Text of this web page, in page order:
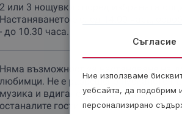
2 или 3 нощувки според избраната
Настаняването е след 14.00 часа,
- до 10.30 часа.
Няма възможност за настаняване на
любимци. Не е разрешено пускането
музика и вдигането на шум, който да
останалите гости
Съгласие
Ние използваме
уебсайта, да подобрим
персонализирано